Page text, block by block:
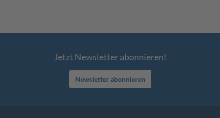
Jetzt Newsletter abonnieren!
Newsletter abonnieren